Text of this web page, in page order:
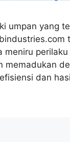
umpan yang
memadukan
dan